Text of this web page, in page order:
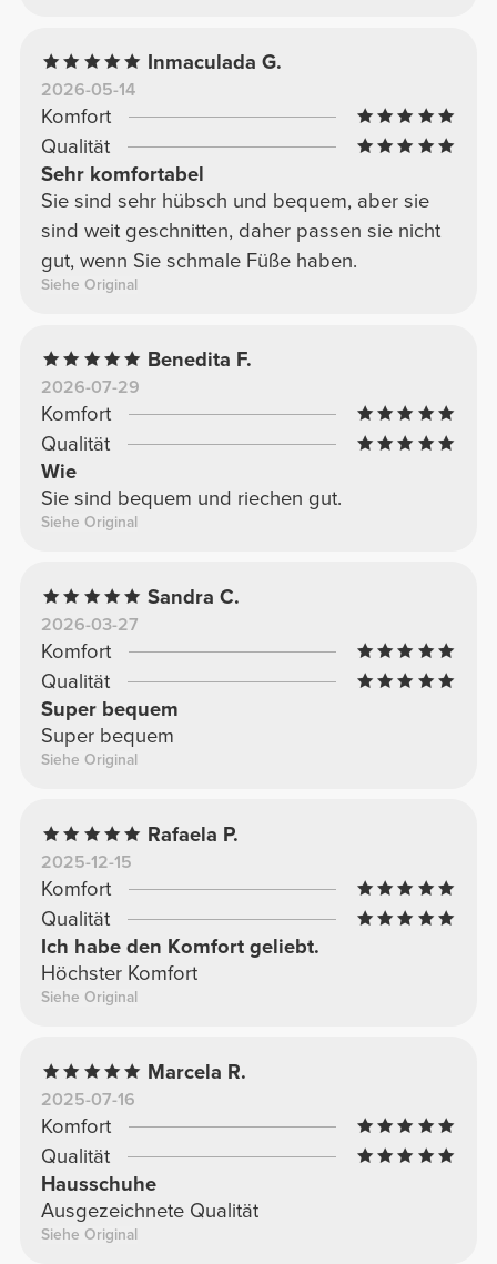
Inmaculada G.
2026-05-14
Komfort
Qualität
Sehr komfortabel
Sie sind sehr hübsch und bequem, aber sie
sind weit geschnitten, daher passen sie nicht
gut, wenn Sie schmale Füße haben.
Siehe Original
Benedita F.
2026-07-29
Komfort
Qualität
Wie
Sie sind bequem und riechen gut.
Siehe Original
Sandra C.
2026-03-27
Komfort
Qualität
Super bequem
Super bequem
Siehe Original
Rafaela P.
2025-12-15
Komfort
Qualität
Ich habe den Komfort geliebt.
Höchster Komfort
Siehe Original
Marcela R.
2025-07-16
Komfort
Qualität
Hausschuhe
Ausgezeichnete Qualität
Siehe Original